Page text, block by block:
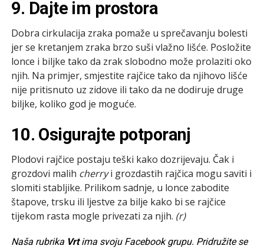
9. Dajte im prostora
Dobra cirkulacija zraka pomaže u sprečavanju bolesti
jer se kretanjem zraka brzo suši vlažno lišće. Posložite
lonce i biljke tako da zrak slobodno može prolaziti oko
njih. Na primjer, smjestite rajčice tako da njihovo lišće
nije pritisnuto uz zidove ili tako da ne dodiruje druge
biljke, koliko god je moguće.
10. Osigurajte potporanj
Plodovi rajčice postaju teški kako dozrijevaju. Čak i
grozdovi malih cherryi grozdastih rajčica mogu saviti i
slomiti stabljike. Prilikom sadnje, u lonce zabodite
štapove, trsku ili ljestve za bilje kako bi se rajčice
tijekom rasta mogle privezati za njih. (r)
Naša rubrika Vrtima svoju Facebook grupu. Pridružite se